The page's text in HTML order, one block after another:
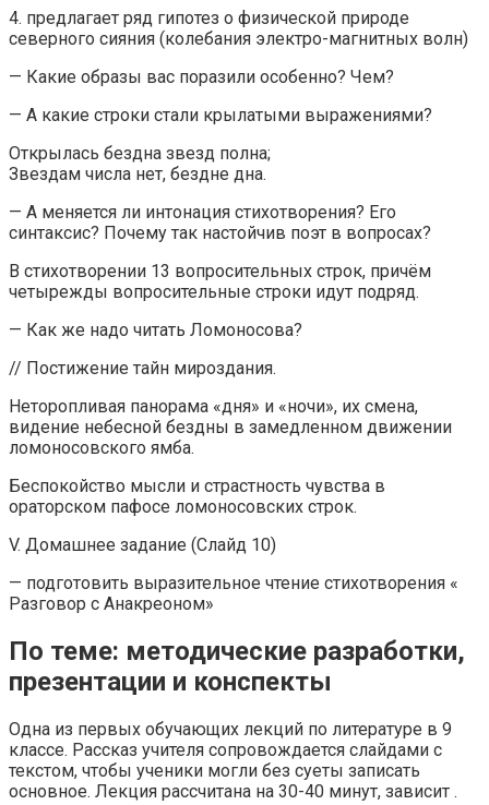
4. предлагает ряд гипотез о физической природе
северного сияния (колебания электро-магнитных волн)
— Какие образы вас поразили особенно? Чем?
— А какие строки стали крылатыми выражениями?
Открылась бездна звезд полна;
Звездам числа нет, бездне дна.
— А меняется ли интонация стихотворения? Его
синтаксис? Почему так настойчив поэт в вопросах?
В стихотворении 13 вопросительных строк, причём
четырежды вопросительные строки идут подряд.
— Как же надо читать Ломоносова?
// Постижение тайн мироздания.
Неторопливая панорама «дня» и «ночи», их смена,
видение небесной бездны в замедленном движении
ломоносовского ямба.
Беспокойство мысли и страстность чувства в
ораторском пафосе ломоносовских строк.
V. Домашнее задание (Слайд 10)
— подготовить выразительное чтение стихотворения «
Разговор с Анакреоном»
По теме: методические разработки,
презентации и конспекты
Одна из первых обучающих лекций по литературе в 9
классе. Рассказ учителя сопровождается слайдами с
текстом, чтобы ученики могли без суеты записать
основное. Лекция рассчитана на 30-40 минут, зависит .